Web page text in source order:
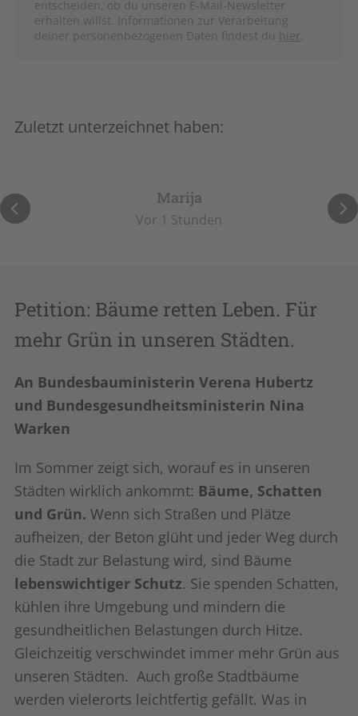
Schutzrahmen. Denn Bäume sind kein Luxus.
Sie sind lebensnotwendige Infrastruktur.
entscheiden, ob du unseren E-Mail-Newsletter
erhalten willst. Informationen zur Verarbeitung
deiner personenbezogenen Daten findest du hier
Zuletzt unterzeichnet haben:
Marija
Vor 1 Stunden
Petition: Bäume retten Leben. Für
mehr Grün in unseren Städten.
An Bundesbauministerin Verena Hubertz
und Bundesgesundheitsministerin Nina
Warken
Im Sommer zeigt sich, worauf es in unseren
Städten wirklich ankommt: Bäume, Schatten
und Grün. Wenn sich Straßen und Plätze
aufheizen, der Beton glüht und jeder Weg durch
die Stadt zur Belastung wird, sind Bäume
lebenswichtiger Schutz. Sie spenden Schatten,
kühlen ihre Umgebung und mindern die
gesundheitlichen Belastungen durch Hitze.
Gleichzeitig verschwindet immer mehr Grün aus
unseren Städten. Auch große Stadtbäume
werden vielerorts leichtfertig gefällt. Was in